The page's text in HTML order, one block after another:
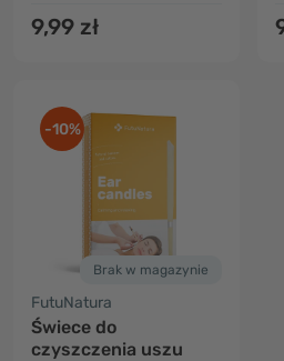
9,99 zł
-10%
Brak w magazynie
FutuNatura
Świece do
czyszczenia uszu